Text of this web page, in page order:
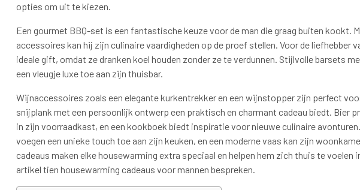
opties om uit te kiezen.
Een gourmet BBQ-set is een fantastische keuze voor de man die graag buiten kookt.
accessoires kan hij zijn culinaire vaardigheden op de proef stellen. Voor de liefhebber
ideale gift, omdat ze dranken koel houden zonder ze te verdunnen. Stijlvolle barsets
een vleugje luxe toe aan zijn thuisbar.
Wijnaccessoires zoals een elegante kurkentrekker en een wijnstopper zijn perfect
snijplank met een persoonlijk ontwerp een praktisch en charmant cadeau biedt. Bier
in zijn voorraadkast, en een kookboek biedt inspiratie voor nieuwe culinaire
voegen een unieke touch toe aan zijn keuken, en een moderne vaas kan zijn
cadeaus maken elke housewarming extra speciaal en helpen hem zich thuis te voelen
artikel tien housewarming cadeaus voor mannen bespreken.